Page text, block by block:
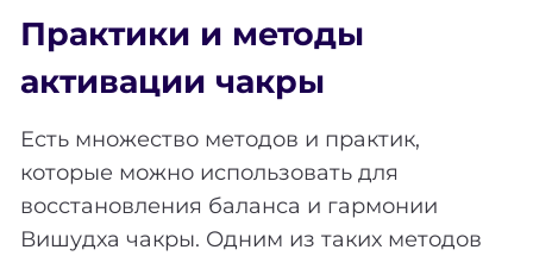
Практики и методы
активации чакры
Есть множество методов и практик,
которые можно использовать для
восстановления баланса и гармонии
Вишудха чакры. Одним из таких методов